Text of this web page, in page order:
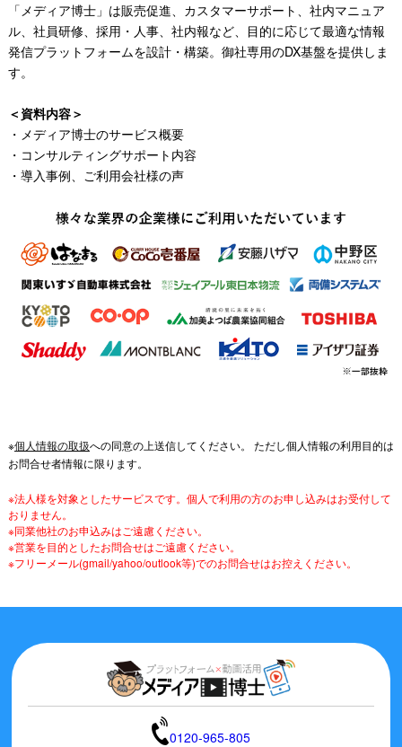
「メディア博士」は販売促進、カスタマーサポート、社内マニュア
ル、社員研修、採用・人事、社内報など、目的に応じて最適な情報
発信プラットフォームを設計・構築。御社専用のDX基盤を提供しま
す。
＜資料内容＞
・メディア博士のサービス概要
・コンサルティングサポート内容
・導入事例、ご利用会社様の声
※個人情報の取扱への同意の上送信してください。 ただし個人情報の利用目的は
お問合せ者情報に限ります。
※法人様を対象としたサービスです。個人で利用の方のお申し込みはお受付して
おりません。
※同業他社のお申込みはご遠慮ください。
※営業を目的としたお問合せはご遠慮ください。
※フリーメール(gmail/yahoo/outlook等)でのお問合せはお控えください。
0120-965-805